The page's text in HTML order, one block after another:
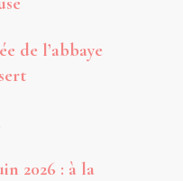
de l’abbaye
2026 : à la